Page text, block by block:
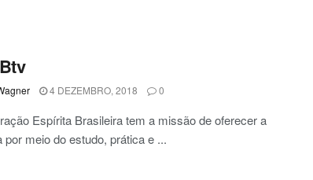
4 DEZEMBRO, 2018 0
Espírita Brasileira tem a missão de oferecer a
por meio do estudo, prática e ...